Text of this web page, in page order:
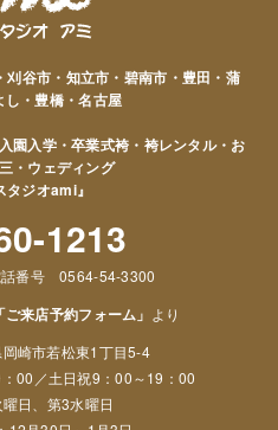
谷市・知立市・碧南市・豊田・蒲
し・豊橋・名古屋
園入学・卒業式袴・袴レンタル・お
・ウェディング
タジオami』
1213
話番号 0564-54-3300
「ご来店予約フォーム」 より
崎市若松東1丁目5-4
00／土日祝9：00～19：00
日、第3水曜日